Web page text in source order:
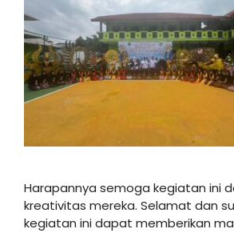
Harapannya semoga kegiatan ini
kreativitas mereka. Selamat dan
kegiatan ini dapat memberikan